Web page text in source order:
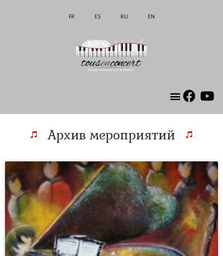
FR ES RU EN
Архив мероприятий